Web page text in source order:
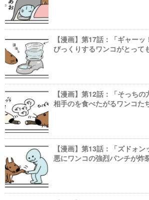
【漫画】第17話：「ギャー
びっくりするワンコがとって
【漫画】第12話：「そっち
相手のを食べたがるワンコた
【漫画】第13話：「ズドォ
悪にワンコの強烈パンチが炸